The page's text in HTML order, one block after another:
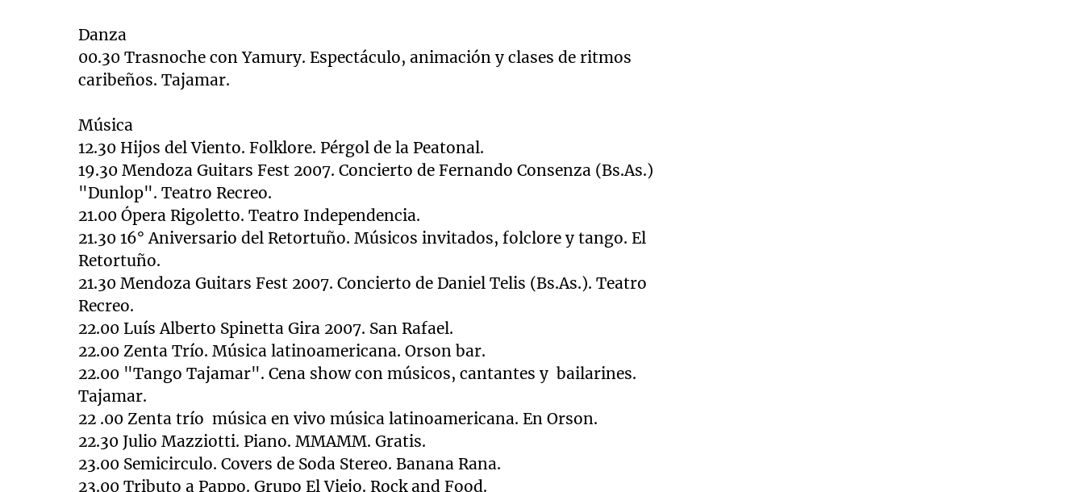
Danza
00.30 Trasnoche con Yamury. Espectáculo, animación y clases de ritmos
caribeños. Tajamar.
Música
12.30 Hijos del Viento. Folklore. Pérgol dela Peatonal.
19.30 Mendoza Guitars Fest 2007. Concierto de Fernando Consenza (Bs.As.)
"Dunlop". Teatro Recreo.
21.00 Ópera Rigoletto. Teatro Independencia.
21.30 16° Aniversario del Retortuño. Músicos invitados, folclore y tango. El
Retortuño.
21.30 Mendoza Guitars Fest 2007. Concierto de Daniel Telis (Bs.As.). Teatro
Recreo.
22.00 Luís Alberto Spinetta Gira 2007. San Rafael.
22.00 Zenta Trío. Música latinoamericana. Orson bar.
22.00 "Tango Tajamar". Cena show con músicos, cantantes y bailarines.
Tajamar.
22 .00 Zenta trío música en vivo música latinoamericana. En Orson.
22.30 Julio Mazziotti. Piano. MMAMM. Gratis.
23.00 Semicirculo. Covers de Soda Stereo. Banana Rana.
23.00 Tributo a Pappo. Grupo El Viejo. Rock and Food.